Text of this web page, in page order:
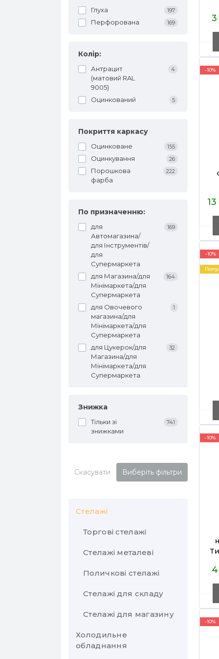
Глуха 197
Перфорована 169
Колір:
Антрацит
(матовий RAL
9005)
4
Оцинкований 5
Покриття каркасу
Оцинковане 155
Оцинкування 26
Порошкова
фарба
222
По призначенню:
для
Автомагазина/
для Інструментів/
для
Супермаркета
169
для Магазина/для
Мінімаркета/для
Супермаркета
164
для Овочевого
магазина/для
Мінімаркета/для
Супермаркета
1
для Цукерок/для
Магазина/для
Мінімаркета/для
Супермаркета
32
Знижка
Тільки зі
знижками
741
Скасувати Виберіть фільтри
Стелажі
Торгові стелажі
Стелажі торговельні
Стелажі для
Стелажі металеві
Стелаж у комору
Стелажі в льох
Стелажі для гаража
Стелажі для дому
Поличкові стелажі
Стелажі для складу
Палетні стелажі
В'їзні стелажі
Стелажі для магазину
Холодильне
обладнання
3
-10%
-10%
-10%
-10%